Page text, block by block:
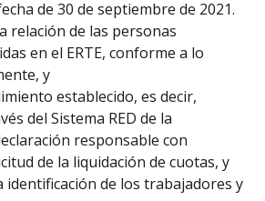
de 30 de septiembre de 2021.
relación de las personas
en el ERTE, conforme a lo
y
establecido, es decir,
del Sistema RED de la
responsable con
de la liquidación de cuotas, y
identificación de los trabajadores y